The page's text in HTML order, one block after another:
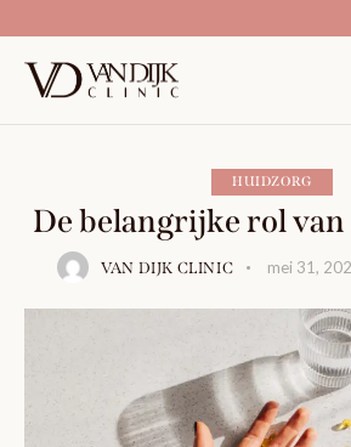
HUIDZORG
De belangrijke rol
VAN DIJK CLINIC mei 31,